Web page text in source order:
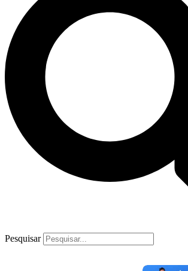
Pesquisar